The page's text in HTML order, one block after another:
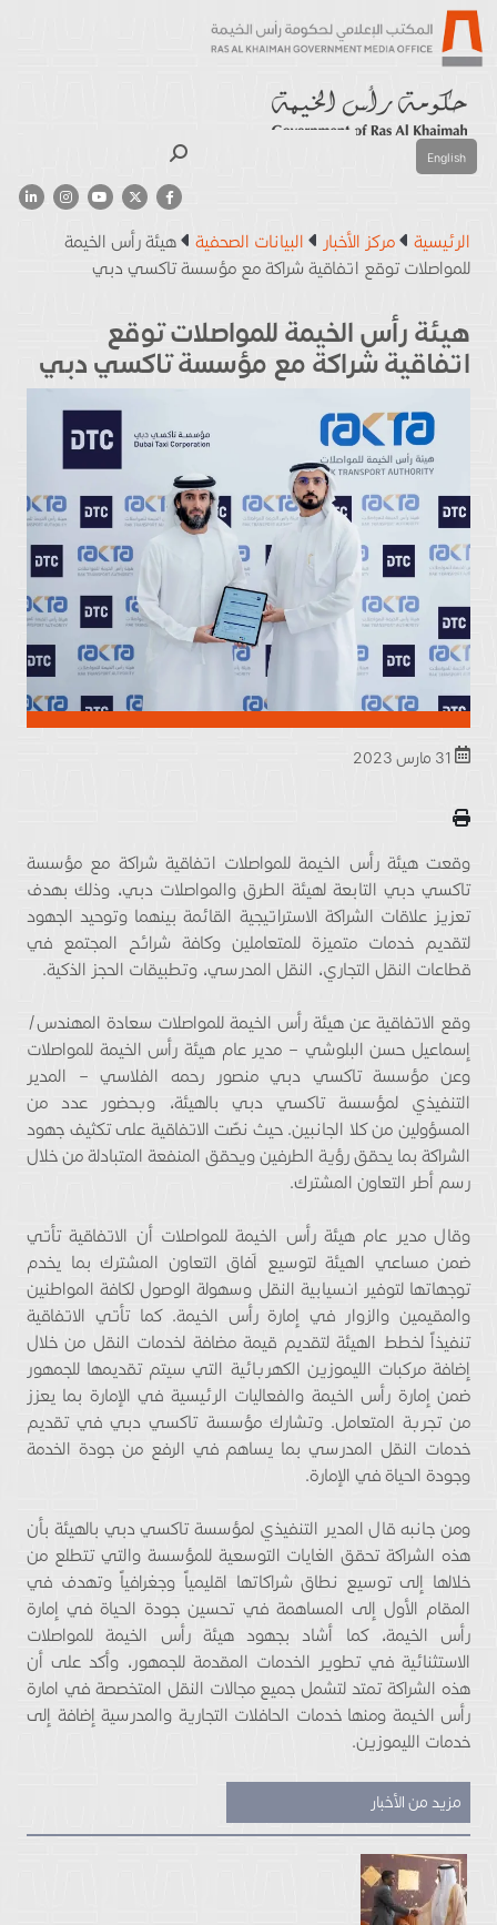
English
الرئيسية مركز الأخبار البيانات الصحفية
هيئة رأس الخيمة
للمواصلات توقع اتفاقية شراكة مع مؤسسة تاكسي دبي
هيئة رأس الخيمة للمواصلات توقع
اتفاقية شراكة مع مؤسسة تاكسي دبي
وقعت هيئة رأس الخيمة للمواصلات اتفاقية شراكة مع مؤسسة
تاكسي دبي التابعة لهيئة الطرق والمواصلات دبي، وذلك بهدف
تعزيز علاقات الشراكة الاستراتيجية القائمة بينهما وتوحيد الجهود
لتقديم خدمات متميزة للمتعاملين وكافة شرائح المجتمع في
قطاعات النقل التجاري، النقل المدرسي، وتطبيقات الحجز الذكية.
وقع الاتفاقية عن هيئة رأس الخيمة للمواصلات سعادة المهندس/
إسماعيل حسن البلوشي – مدير عام هيئة رأس الخيمة للمواصلات
وعن مؤسسة تاكسي دبي منصور رحمه الفلاسي – المدير
التنفيذي لمؤسسة تاكسي دبي بالهيئة، وبحضور عدد من
المسؤولين من كلا الجانبين. حيث نصّت الاتفاقية على تكثيف جهود
الشراكة بما يحقق رؤية الطرفين ويحقق المنفعة المتبادلة من خلال
رسم أطر التعاون المشترك.
وقال مدير عام هيئة رأس الخيمة للمواصلات أن الاتفاقية تأتي
ضمن مساعي الهيئة لتوسيع اَفاق التعاون المشترك بما يخدم
توجهاتها لتوفير انسيابية النقل وسهولة الوصول لكافة المواطنين
والمقيمين والزوار في إمارة رأس الخيمة. كما تأتي الاتفاقية
تنفيذاً لخطط الهيئة لتقديم قيمة مضافة لخدمات النقل من خلال
إضافة مركبات الليموزين الكهربائية التي سيتم تقديمها للجمهور
ضمن إمارة رأس الخيمة والفعاليات الرئيسية في الإمارة بما يعزز
من تجربة المتعامل. وتشارك مؤسسة تاكسي دبي في تقديم
خدمات النقل المدرسي بما يساهم في الرفع من جودة الخدمة
وجودة الحياة في الإمارة.
ومن جانبه قال المدير التنفيذي لمؤسسة تاكسي دبي بالهيئة بأن
هذه الشراكة تحقق الغايات التوسعية للمؤسسة والتي تتطلع من
خلالها إلى توسيع نطاق شراكاتها اقليمياً وجغرافياً وتهدف في
المقام الأول إلى المساهمة في تحسين جودة الحياة في إمارة
رأس الخيمة، كما أشاد بجهود هيئة رأس الخيمة للمواصلات
الاستثنائية في تطوير الخدمات المقدمة للجمهور، وأكد على أن
هذه الشراكة تمتد لتشمل جميع مجالات النقل المتخصصة في امارة
رأس الخيمة ومنها خدمات الحافلات التجارية والمدرسية إضافة إلى
خدمات الليموزين.
مزيد من الأخبار